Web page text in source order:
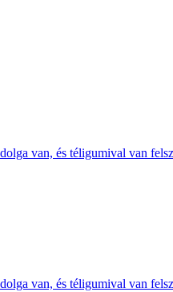
van, és téligumival van
van, és téligumival van